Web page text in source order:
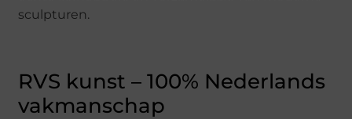
sculpturen.
RVS kunst – 100% Nederlands
vakmanschap